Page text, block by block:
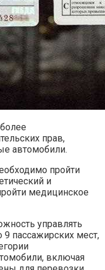
прав,
автомобили.
пройти
и
медицинское
управлять
пассажирских мест,
включая